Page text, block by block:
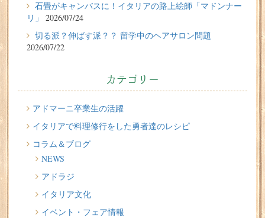
2026/07/24
石畳がキャンバスに！イタリアの路上絵師「マドンナー
リ」
切る派？伸ばす派？？ 留学中のヘアサロン問題
2026/07/20
イタリア人はどんなジェラートを食べる？
2026/07/17
イタリアが誇る3人の天才芸術家 その傑作を見に行こう！
2026/07/16
味わってみたい！魚介の「ごった煮」 リヴォルノの
Cacciucco（カッチュッコ）
石畳がキャンバスに！イタリアの路上絵師「マドンナー
リ」
2026/07/24
切る派？伸ばす派？？ 留学中のヘアサロン問題
2026/07/22
カテゴリー
アドマーニ卒業生の活躍
イタリアで料理修行をした勇者達のレシピ
コラム＆ブログ
NEWS
アドラジ
イタリア文化
イベント・フェア情報